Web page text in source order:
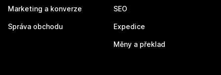
Marketing a konverze
Správa obchodu
SEO
Expedice
Měny a překlad